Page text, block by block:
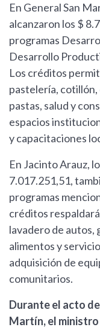
En General San
alcanzaron los $
programas
Desarrollo
Los créditos
pastelería,
pastas, salud y
espacios
y capacitaciones
En Jacinto Arauz,
7.017.251,51,
programas
créditos
lavadero de autos,
alimentos y
adquisición de
comunitarios.
Durante el acto
Martín, el